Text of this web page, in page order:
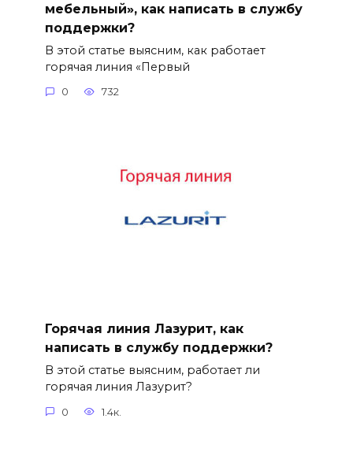
мебельный», как написать в службу
поддержки?
В этой статье выясним, как работает
горячая линия «Первый
0 732
Горячая линия Лазурит, как
написать в службу поддержки?
В этой статье выясним, работает ли
горячая линия Лазурит?
0 1.4к.